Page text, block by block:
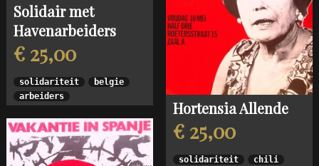
Solidair met
Havenarbeiders
€ 25,00
solidariteit
belgie
arbeiders
Hortensia Allende
€ 25,00
solidariteit
chili